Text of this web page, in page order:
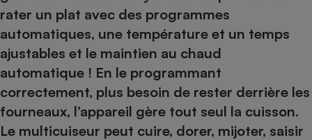
rater un plat avec des programmes
automatiques, une température et un temps
ajustables et le maintien au chaud
automatique ! En le programmant
correctement, plus besoin de rester derrière les
fourneaux, l’appareil gère tout seul la cuisson.
Le multicuiseur peut cuire, dorer, mijoter, saisir
Mutuelle
Comparateur auto
Comparatif aspirateur
Comparatif cafetière
Comparatif robot cuiseur
Comparatif centrale
Gros électroménager
Comparatif tablette
Image et son
Informatique
Internet
Téléphonie
Bricolage - Jardinage
Chauffage
Produit d'entretien
Sécurité domestique
Système de santé -
Retraite
Speedtest - Testez le débit de votre
connexion Internet